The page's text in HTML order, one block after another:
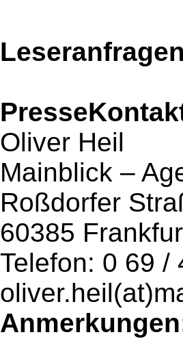
Oliver Heil
Mainblick –
Roßdorfer
60385
Telefon: 0 69 /